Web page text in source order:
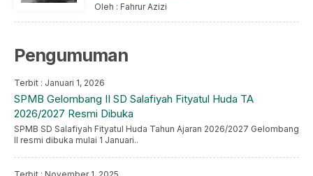
Oleh : Fahrur Azizi
Pengumuman
Terbit : Januari 1, 2026
SPMB Gelombang II SD Salafiyah Fityatul Huda TA
2026/2027 Resmi Dibuka
SPMB SD Salafiyah Fityatul Huda Tahun Ajaran 2026/2027 Gelombang
II resmi dibuka mulai 1 Januari..